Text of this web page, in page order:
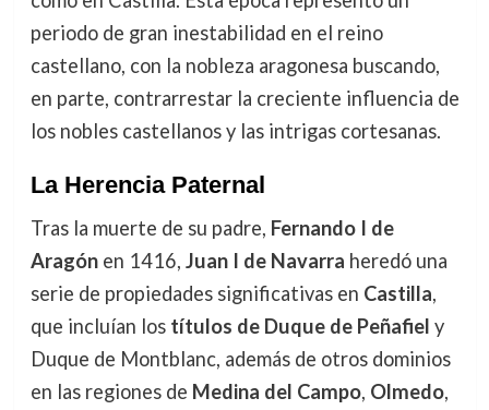
periodo de gran inestabilidad en el reino
castellano, con la nobleza aragonesa buscando,
en parte, contrarrestar la creciente influencia de
los nobles castellanos y las intrigas cortesanas.
La Herencia Paternal
Tras la muerte de su padre, Fernando I de
Aragónen 1416, Juan I de Navarra heredó una
serie de propiedades significativas en Castilla,
que incluían los títulos de Duque de Peñafiel y
Duque de Montblanc, además de otros dominios
en las regiones de Medina del Campo, Olmedo,